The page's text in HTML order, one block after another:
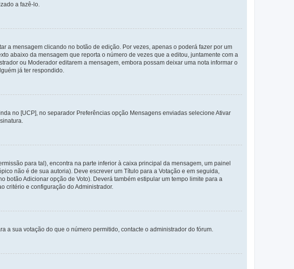
a fazê-lo.
a mensagem clicando no botão de edição. Por vezes, apenas o poderá fazer por um
abaixo da mensagem que reporta o número de vezes que a editou, juntamente com a
ou Moderador editarem a mensagem, embora possam deixar uma nota informar o
já ter respondido.
no [UCP], no separador Preferências opção Mensagens enviadas selecione Ativar
para tal), encontra na parte inferior à caixa principal da mensagem, um painel
não é de sua autoria). Deve escrever um Título para a Votação e em seguida,
Adicionar opção de Voto). Deverá também estipular um tempo limite para a
critério e configuração do Administrador.
a sua votação do que o número permitido, contacte o administrador do fórum.